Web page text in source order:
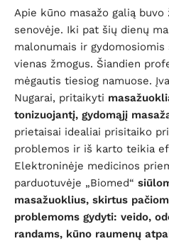
Apie kūno masažo galią
senovėje. Iki pat šių dienų
malonumais ir gydomosiomis
vienas žmogus. Šiandien
mėgautis tiesiog namuose.
Nugarai, pritaikyti
tonizuojantį, gydomąjį
prietaisai idealiai prisitaiko
problemos ir iš karto teikia
Elektroninėje medicinos
parduotuvėje „Biomed“
masažuoklius, skirtus
problemoms gydyti: veido,
randams, kūno raumenų